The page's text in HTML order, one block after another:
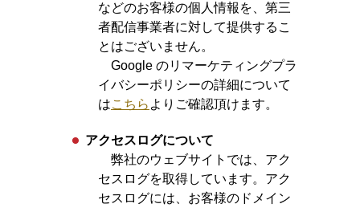
などのお客様の個人情報を、第三
者配信事業者に対して提供するこ
とはございません。
Google のリマーケティングプラ
イバシーポリシーの詳細について
はこちら よりご確認頂けます。
アクセスログについて
弊社のウェブサイトでは、アク
セスログを取得しています。アク
セスログには、お客様のドメイン